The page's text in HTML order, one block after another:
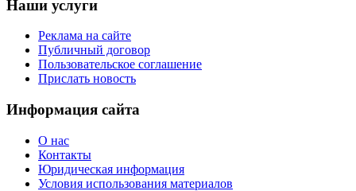
Наши услуги
Реклама на сайте
Публичный договор
Пользовательское соглашение
Прислать новость
Информация сайта
О нас
Контакты
Юридическая информация
Условия использования материалов